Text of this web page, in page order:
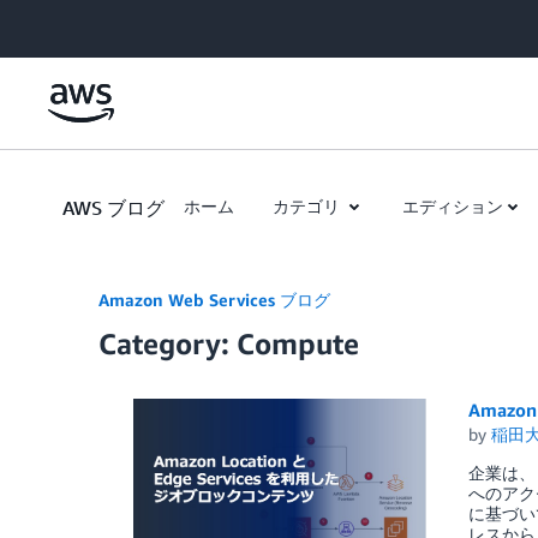
AWS ブログ ホーム カテゴリ エディション
Amazon Web Services ブログ
Category: Compute
by 稲田
企業は
へのア
に基づ
レスか